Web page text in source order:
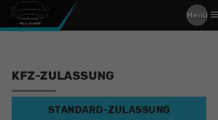
Menü
KFZ-ZULASSUNG
STANDARD-ZULASSUNG